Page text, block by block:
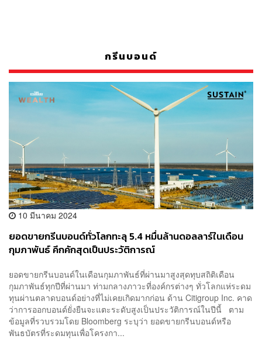
กรีนบอนด์
10 มีนาคม 2024
ยอดขายกรีนบอนด์ทั่วโลกทะลุ 5.4 หมื่นล้านดอลลาร์ในเดือน
กุมภาพันธ์ คึกคักสุดเป็นประวัติการณ์
ยอดขายกรีนบอนด์ในเดือนกุมภาพันธ์ที่ผ่านมาสูงสุดทุบสถิติเดือน
กุมภาพันธ์ทุกปีที่ผ่านมา ท่ามกลางภาวะที่องค์กรต่างๆ ทั่วโลกแห่ระดม
ทุนผ่านตลาดบอนด์อย่างที่ไม่เคยเกิดมากก่อน ด้าน Citigroup Inc. คาด
ว่าการออกบอนด์ยั่งยืนจะแตะระดับสูงเป็นประวัติการณ์ในปีนี้ ตาม
ข้อมูลที่รวบรวมโดย Bloomberg ระบุว่า ยอดขายกรีนบอนด์หรือ
พันธบัตรที่ระดมทุนเพื่อโครงกา...